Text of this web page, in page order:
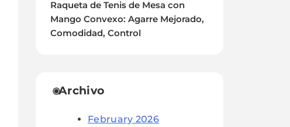
Raqueta de Tenis de Mesa con
Mango Convexo: Agarre Mejorado,
Comodidad, Control
Archivo
February 2026